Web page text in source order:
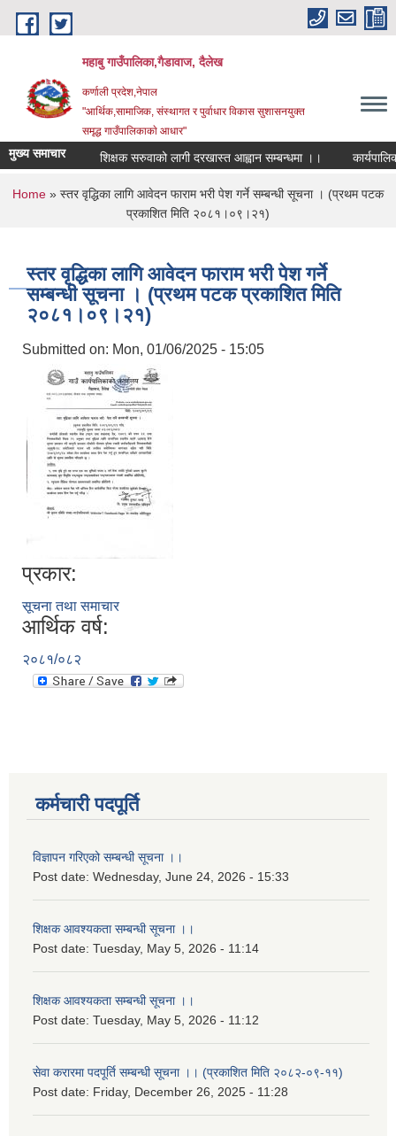
Skip to main content
महाबु गाउँपालिका,गैडावाज, दैलेख
कर्णाली प्रदेश,नेपाल
"आर्थिक,सामाजिक, संस्थागत र पुर्वाधार विकास सुशासनयुक्त
समृद्ध गाउँपालिकाकाे आधार"
मुख्य समाचार शिक्षक सरुवाको लागी दरखास्त आह्वान सम्बन्धमा ।।
You are here
Home » स्तर वृद्धिका लागि आवेदन फाराम भरी पेश गर्ने सम्बन्धी सूचना । (प्रथम पटक
प्रकाशित मिति २०८१।०९।२१)
स्तर वृद्धिका लागि आवेदन फाराम भरी पेश गर्ने
सम्बन्धी सूचना । (प्रथम पटक प्रकाशित मिति
२०८१।०९।२१)
Submitted on: Mon, 01/06/2025 - 15:05
प्रकार:
सूचना तथा समाचार
आर्थिक वर्ष:
२०८१/०८२
कर्मचारी पदपूर्ति
विज्ञापन गरिएको सम्बन्धी सूचना ।।
Post date: Wednesday, June 24, 2026 - 15:33
शिक्षक आवश्यकता सम्बन्धी सूचना ।।
Post date: Tuesday, May 5, 2026 - 11:14
शिक्षक आवश्यकता सम्बन्धी सूचना ।।
Post date: Tuesday, May 5, 2026 - 11:12
सेवा करारमा पदपूर्ति सम्बन्धी सूचना ।। (प्रकाशित मिति २०८२-०९-११)
Post date: Friday, December 26, 2025 - 11:28